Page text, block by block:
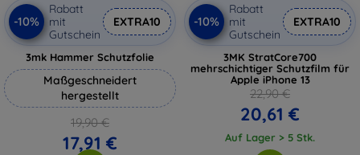
-10%
Rabatt
mit
Gutschein
EXTRA10
3mk Hammer Schutzfolie
Maßgeschneidert
hergestellt
19,90 €
17,91 €
-10%
Rabatt
mit
Gutschein
EXTRA10
3MK StratCore700
mehrschichtiger Schutzfilm für
Apple iPhone 13
22,90 €
20,61 €
Auf Lager > 5 Stk.